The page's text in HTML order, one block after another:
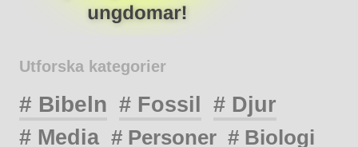
Utforska kategorier
# Bibeln # Fossil # Djur
# Media # Personer # Biologi